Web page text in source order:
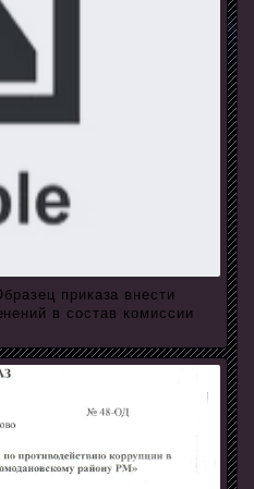
приказа внести
в состав комиссии